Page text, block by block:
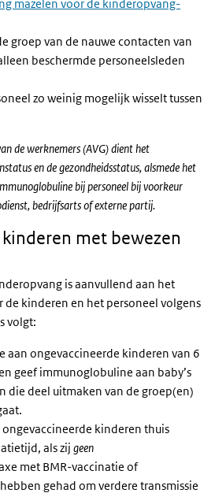
mazelen voor de kinderopvang-
groep van de nauwe contacten van
beschermde personeelsleden
zo weinig mogelijk wisselt tussen
de werknemers (AVG) dient het
en de gezondheidsstatus, alsmede het
bij personeel bij voorkeur
bedrijfsarts of externe partij.
met bewezen
is aanvullend aan het
kinderen en het personeel volgens
volgt:
aan ongevaccineerde kinderen van 6
geef immunoglobuline aan baby’s
die deel uitmaken van de groep(en)
kinderen thuis
als zij geen
met BMR-vaccinatie of
gehad om verdere transmissie